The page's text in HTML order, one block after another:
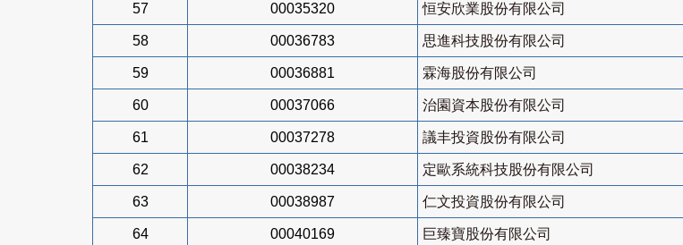
57 00035320 恒安欣業股份有限公司
58 00036783 思進科技股份有限公司
59 00036881 霖海股份有限公司
60 00037066 治園資本股份有限公司
61 00037278 議丰投資股份有限公司
62 00038234 定歐系統科技股份有限公司
63 00038987 仁文投資股份有限公司
64 00040169 巨臻寶股份有限公司